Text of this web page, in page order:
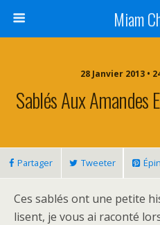
Miam
28 Janvier 2013 •
Sablés Aux Amandes
Partager Tweeter
Ces sablés ont une petite
lisent, je vous ai raconté